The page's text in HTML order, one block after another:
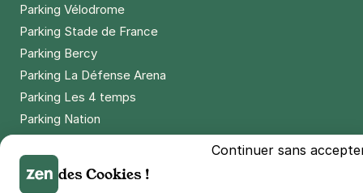
Parking Vélodrome
Parking Stade de France
Parking Bercy
Parking La Défense Arena
Parking Les 4 temps
Parking Nation
Parking Lille Grand Palais
Parking Euralille
Continuer sans
des Cookies !